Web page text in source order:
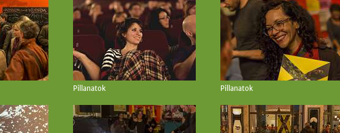
Pillanatok Pillanatok